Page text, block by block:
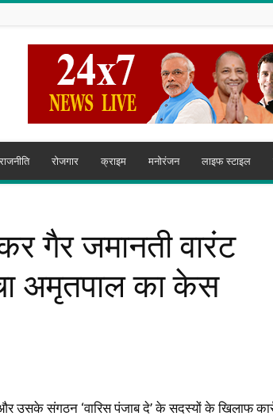
राजनीति रोजगार क्राइम मनोरंजन लाइफ स्टाइल
जमानती वारंट
अमृतपाल का केस
संगठन ‘वारिस पंजाब दे’ के सदस्यों के खिलाफ